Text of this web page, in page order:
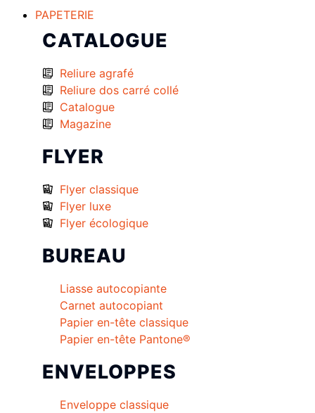
PAPETERIE
CATALOGUE
Reliure agrafé
Reliure dos carré collé
Catalogue
Magazine
FLYER
Flyer classique
Flyer luxe
Flyer écologique
BUREAU
Liasse autocopiante
Carnet autocopiant
Papier en-tête classique
Papier en-tête Pantone®
ENVELOPPES
Enveloppe classique